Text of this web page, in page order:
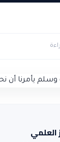
في القرآن